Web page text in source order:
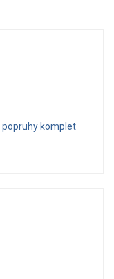
popruhy komplet